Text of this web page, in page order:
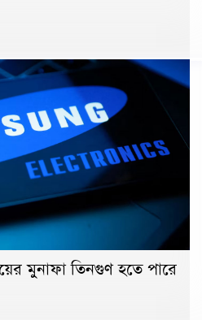
মুনাফা তিনগুণ হতে পারে